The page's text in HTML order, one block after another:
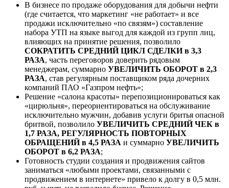
В бизнесе по продаже оборудования для добычи нефти
(где считается, что маркетинг «не работает» и все
продажи исключительно «по связям») составление
набора УТП на языке выгод для каждой из групп лиц,
влияющих на принятие решения, позволило
СОКРАТИТЬ СРЕДНИЙ ЦИКЛ СДЕЛКИ в 3,3
РАЗА, часть переговоров доверить рядовым
менеджерам, суммарно УВЕЛИЧИТЬ ОБОРОТ в 2,3
РАЗА, став регулярным поставщиком ряда дочерних
компаний ПАО «Газпром нефть»;
Решение «салона красоты» перепозиционироваться как
«цирюльня», переориентироваться на обслуживание
исключительно мужчин, добавив услуги бритья опасной
бритвой, позволило УВЕЛИЧИТЬ СРЕДНИЙ ЧЕК в
1,7 РАЗА, РЕГУЛЯРНОСТЬ ПОВТОРНЫХ
ОБРАЩЕНИЙ в 4,5 РАЗА и суммарно УВЕЛИЧИТЬ
ОБОРОТ в 6,2 РАЗА;
Готовность студии создания и продвижения сайтов
заниматься «любыми проектами, связанными с
продвижением в интернете» привело к долгу в 0,5 млн.